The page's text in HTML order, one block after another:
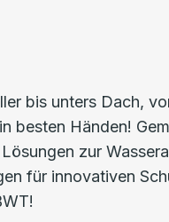
bis unters Dach,
besten Händen!
zur
für innovativen